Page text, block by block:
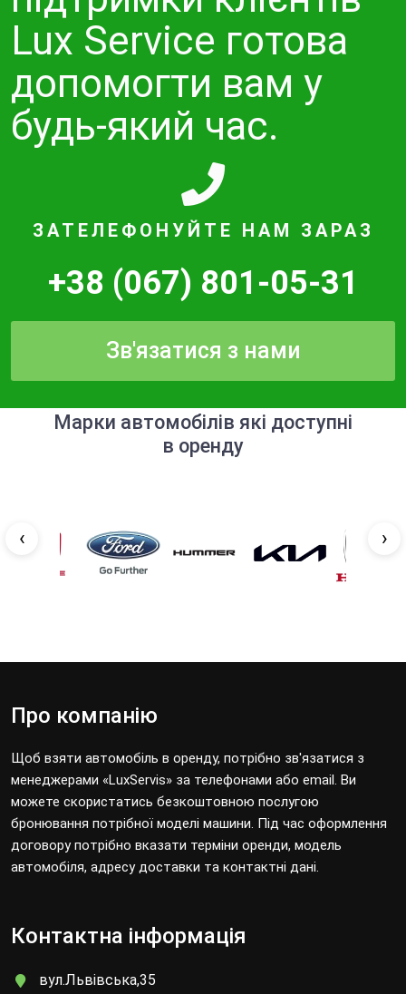
Lux Service готова
допомогти вам у
будь-який час.
ЗАТЕЛЕФОНУЙТЕ НАМ ЗАРАЗ
+38 (067) 801-05-31
Зв'язатися з нами
Марки автомобілів які доступні
в оренду
‹ ›
Про компанію
Щоб взяти автомобіль в оренду, потрібно зв'язатися з
менеджерами «LuxServis» за телефонами або email. Ви
можете скористатись безкоштовною послугою
бронювання потрібної моделі машини. Під час оформлення
договору потрібно вказати терміни оренди, модель
автомобіля, адресу доставки та контактні дані.
Контактна інформація
вул.Львівська,35